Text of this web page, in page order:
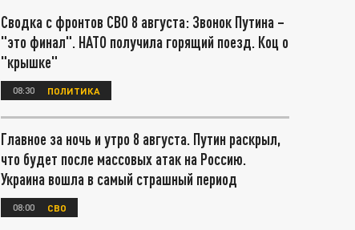
Сводка с фронтов СВО 8 августа: Звонок Путина –
"это финал". НАТО получила горящий поезд. Коц о
"крышке"
08:30 ПОЛИТИКА
Главное за ночь и утро 8 августа. Путин раскрыл,
что будет после массовых атак на Россию.
Украина вошла в самый страшный период
08:00 СВО